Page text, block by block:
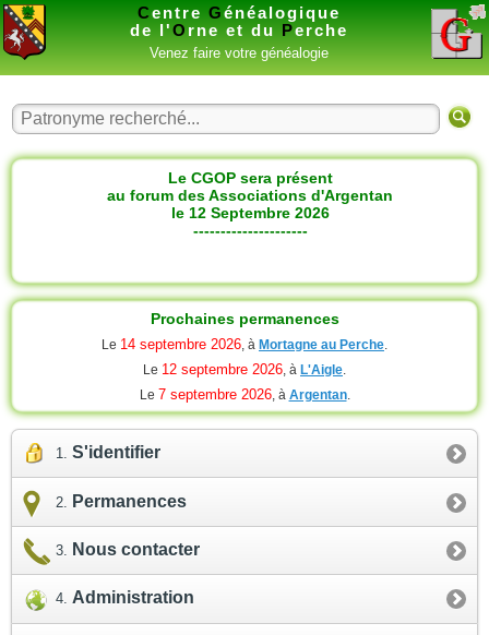
Centre Généalogique
de l'O rne et du Perche
Venez faire votre généalogie
Le CGOP sera présent
au forum des Associations d'Argentan
le 12 Septembre 2026
---------------------
Prochaines permanences
Le 14 septembre 2026, à Mortagne au Perche.
Le 12 septembre 2026, à L'Aigle.
Le 7 septembre 2026, à Argentan.
S'identifier
Permanences
Nous contacter
Administration